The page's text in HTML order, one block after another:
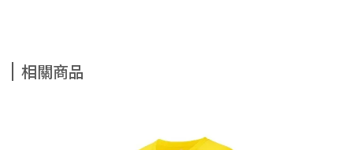
相關商品